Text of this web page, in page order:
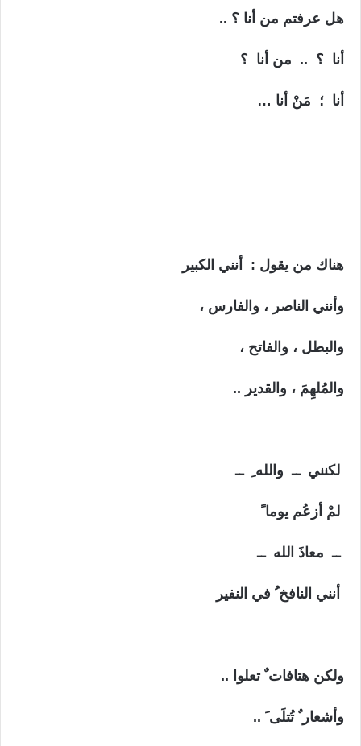
هل عرفتم من أنا ؟ ..
أنا ؟ .. من أنا ؟
أنا ؛ مَنْ أنا …
هناك من يقول : أنني الكبير
وأنني الناصر ، والفارس ،
والبطل ، والفاتح ،
والمُلهِمَ ، والقدير ..
لكنني ــ والله ِ ــ
لمْ أزعُم يوما ً
ــ معاذَ الله ــ
أنني النافخ ُ في النفير
ولكن هتافات ٌ تعلوا ..
وأشعار ٌ تُتلَى َ ..